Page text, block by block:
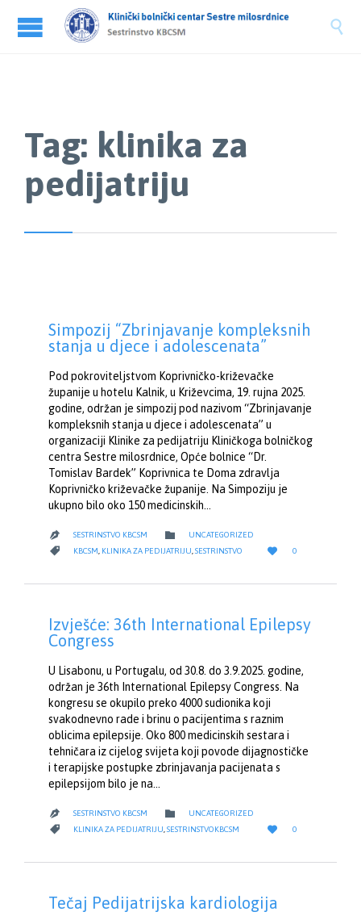

Tag: klinika za
pedijatriju
Simpozij “Zbrinjavanje kompleksnih
stanja u djece i adolescenata”
Pod pokroviteljstvom Koprivničko-križevačke
županije u hotelu Kalnik, u Križevcima, 19. rujna 2025.
godine, održan je simpozij pod nazivom “Zbrinjavanje
kompleksnih stanja u djece i adolescenata” u
organizaciji Klinike za pedijatriju Kliničkoga bolničkog
centra Sestre milosrdnice, Opće bolnice “Dr.
Tomislav Bardek” Koprivnica te Doma zdravlja
Koprivničko križevačke županije. Na Simpoziju je
ukupno bilo oko 150 medicinskih…
 SESTRINSTVO KBCSM  CATEGORY
UNCATEGORIZED
 CATEGORY
KBCSM KLINIKA ZA PEDIJATRIJU SESTRINSTVO 
LOVE
IT
0
Izvješće: 36th International Epilepsy
Congress
U Lisabonu, u Portugalu, od 30.8. do 3.9.2025. godine,
održan je 36th International Epilepsy Congress. Na
kongresu se okupilo preko 4000 sudionika koji
svakodnevno rade i brinu o pacijentima s raznim
oblicima epilepsije. Oko 800 medicinskih sestara i
tehničara iz cijelog svijeta koji povode dijagnostičke
i terapijske postupke zbrinjavanja pacijenata s
epilepsijom bilo je na…
 SESTRINSTVO KBCSM  CATEGORY
UNCATEGORIZED
 CATEGORY
KLINIKA ZA PEDIJATRIJU SESTRINSTVOKBCSM 
LOVE
IT
0
Tečaj Pedijatrijska kardiologija